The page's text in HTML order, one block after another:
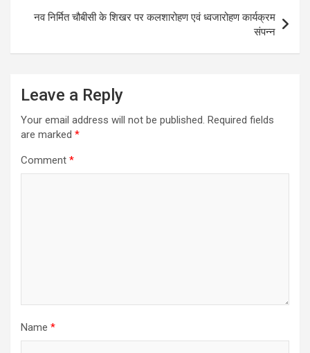
नव निर्मित चौबीसी के शिखर पर कलशारोहण एवं ध्वजारोहण कार्यक्रम
संपन्न
Leave a Reply
Your email address will not be published. Required fields
are marked *
Comment *
Name *